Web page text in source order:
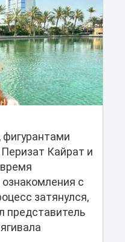
Кайрат и
с
затянулся,
представитель